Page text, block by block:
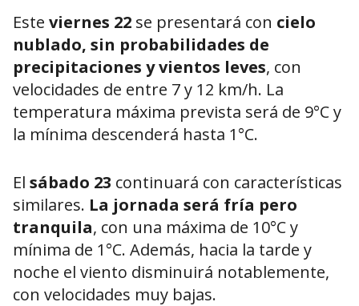
Este viernes 22 se presentará con cielo
nublado, sin probabilidades de
precipitaciones y vientos leves, con
velocidades de entre 7 y 12 km/h. La
temperatura máxima prevista será de 9°C y
la mínima descenderá hasta 1°C.
El sábado 23 continuará con características
similares. La jornada será fría pero
tranquila, con una máxima de 10°C y
mínima de 1°C. Además, hacia la tarde y
noche el viento disminuirá notablemente,
con velocidades muy bajas.